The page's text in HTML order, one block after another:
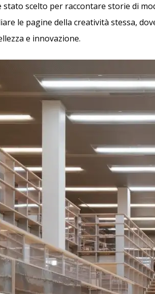
stato scelto per raccontare storie di
le pagine della creatività stessa,
e innovazione.